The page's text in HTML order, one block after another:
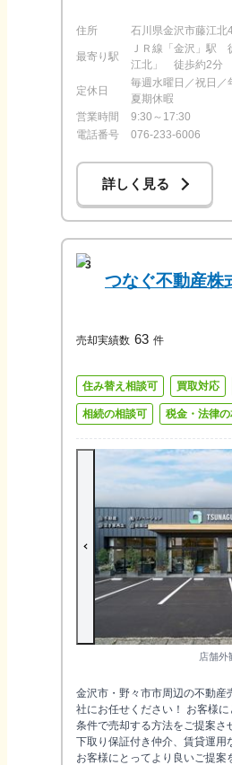
住所 石川県金沢市藤江北
最寄り駅
ＪＲ線「金沢」駅
江北」 徒歩約2分
定休日
毎週水曜日／祝日／
夏期休暇
営業時間
9:30～17:30
電話番号
076-233-6006
詳しく見る
3
つなぐ不動産株
売却実績数 63 件
住み替え相談可 買取対応
相続の相談可 税金・法律
店舗外
金沢市・野々市市周辺の不動産
社にお任せください！ お客様
条件で売却する方法をご提案さ
下取り保証付き仲介、賃貸運用
お客様にとってより良いご提案